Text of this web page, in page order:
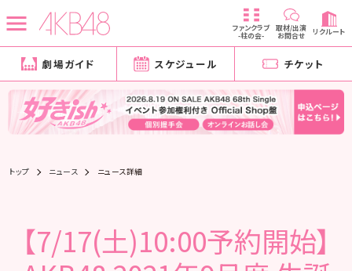
ファンクラブ
-柱の会-
取材/出演
お問合せ リクルート
劇場ガイド スケジュール チケット
トップ ニュース ニュース詳細
【7/17(土)10:00予約開始】